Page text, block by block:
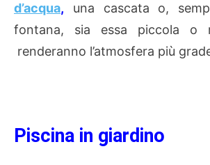
d’acqua, una cascata o,
fontana, sia essa piccola o
renderanno l’atmosfera più
Piscina in giardino